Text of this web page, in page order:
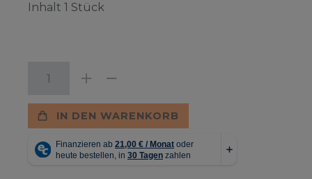
Inhalt 1 Stück
IN DEN WARENKORB